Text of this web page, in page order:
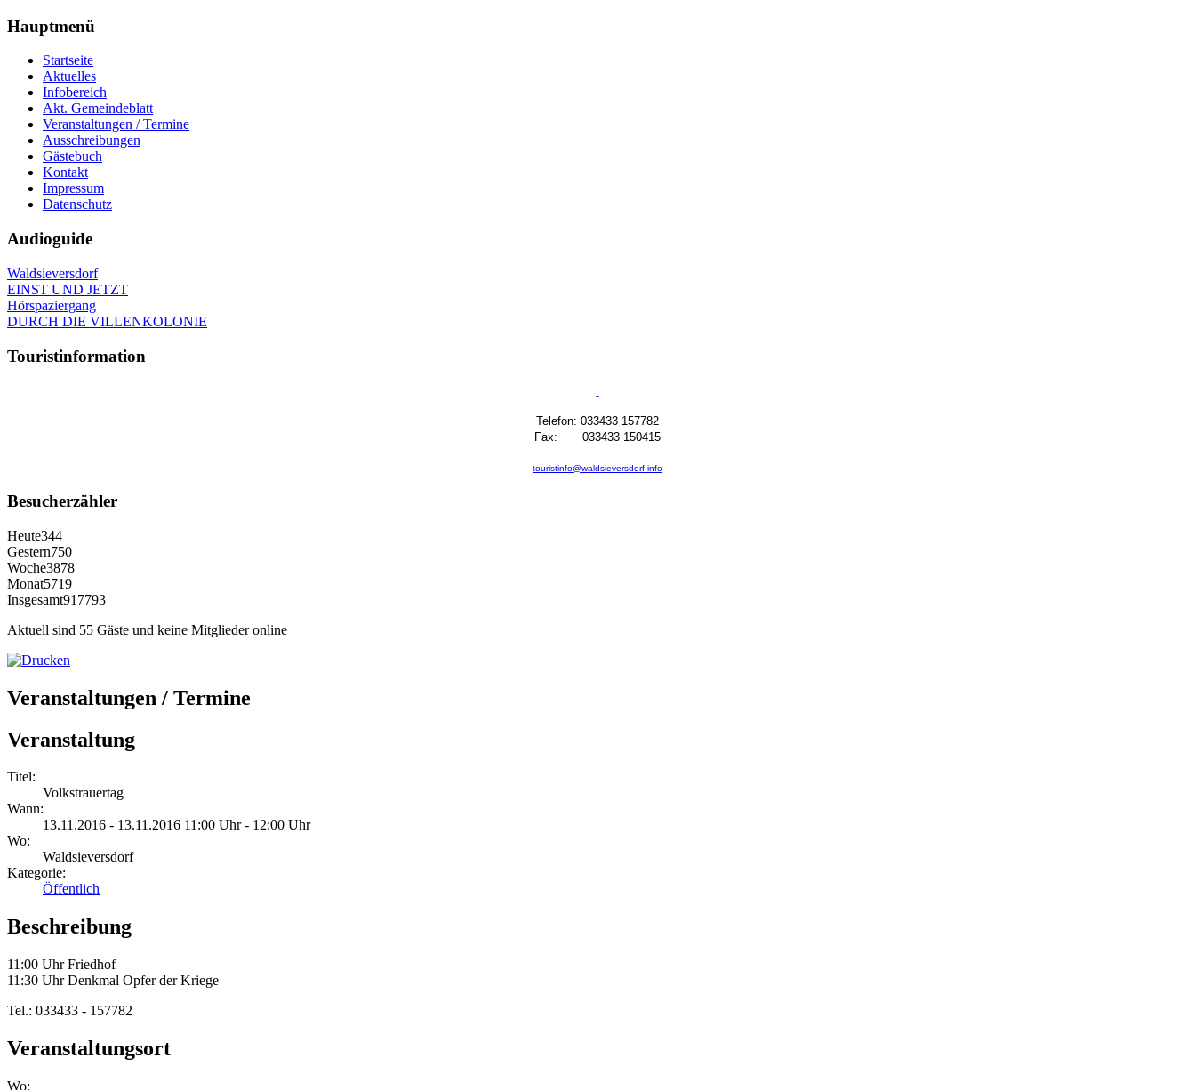
Hauptmenü
Startseite
Aktuelles
Infobereich
Akt. Gemeindeblatt
Veranstaltungen / Termine
Ausschreibungen
Gästebuch
Kontakt
Impressum
Datenschutz
Audioguide
Waldsieversdorf
EINST UND JETZT
Hörspaziergang
DURCH DIE VILLENKOLONIE
Touristinformation
Telefon: 033433 157782
Fax: 033433 150415
touristinfo@waldsieversdorf.info
Besucherzähler
Heute344
Gestern750
Woche3878
Monat5719
Insgesamt917793
Aktuell sind 55 Gäste und keine Mitglieder online
Veranstaltungen / Termine
Veranstaltung
Titel:
Volkstrauertag
Wann:
13.11.2016 - 13.11.2016 11:00 Uhr - 12:00 Uhr
Wo:
Waldsieversdorf
Kategorie:
Öffentlich
Beschreibung
11:00 Uhr Friedhof
11:30 Uhr Denkmal Opfer der Kriege
Tel.: 033433 - 157782
Veranstaltungsort
Wo: